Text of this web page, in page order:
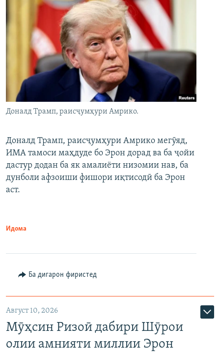
Доналд Трамп, раисҷумҳури Амрико.
Доналд Трамп, раисҷумҳури Амрико мегӯяд,
ИМА тамоси маҳдуде бо Эрон дорад ва ба ҷойи
дастур додан ба як амалиёти низомии нав, ба
дунболи афзоиши фишори иқтисодӣ ба Эрон
аст.
Идома
Ба дигарон фиристед
Август 10, 2026
Мӯҳсин Ризоӣ дабири Шӯрои
олии амнияти миллии Эрон